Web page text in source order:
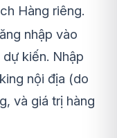
Hàng riêng.
nhập vào
kiến. Nhập
nội địa (do
và giá trị hàng